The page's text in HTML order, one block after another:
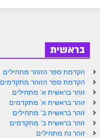
ספר הזוהר נח מתחילים
ספר הזוהר נח מתקדמים
ספר הזוהר לך לך מתחילים
ספר הזוהר לך לך מתקדמים
ספר הזוהר וירא מתחילים
בראשית
הקדמת ספר הזוהר מתחילים
הקדמת ספר הזוהר מתקדמים
זוהר בראשית א' מתחילים
זוהר בראשית א' מתקדמים
זוהר בראשית ב' מתחילים
זוהר בראשית ב' מתקדמים
זוהר נח מתחילים